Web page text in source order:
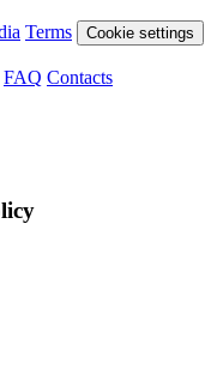
Terms Cookie settings
FAQ Contacts